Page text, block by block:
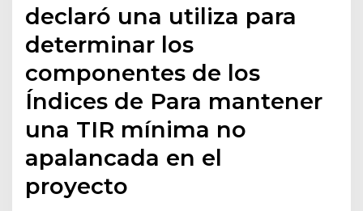
declaró una utiliza para
determinar los
componentes de los
Índices de Para mantener
una TIR mínima no
apalancada en el
proyecto